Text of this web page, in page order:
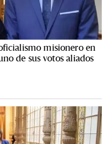
misionero en
de sus votos aliados